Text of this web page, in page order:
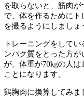
を取らないと、筋肉
で、体を作るために
を撮るようにしましょ
トレーニングをして
ンパク質をとった方
が、体重が70kgの人
ことになります。
鶏胸肉に換算してみま